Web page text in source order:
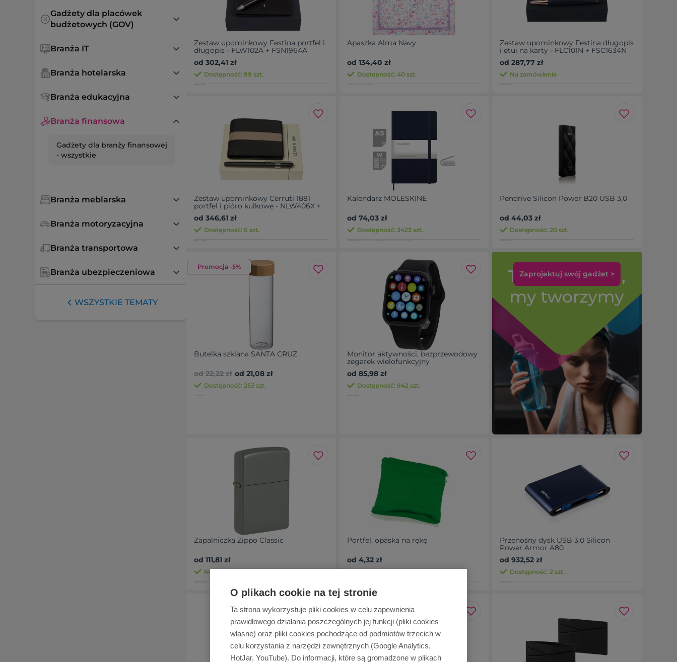
O plikach cookie na tej stronie
Ta strona wykorzystuje pliki cookies w celu zapewnienia
prawidłowego działania poszczególnych jej funkcji (pliki cookies
własne) oraz pliki cookies pochodzące od podmiotów trzecich w
celu korzystania z narzędzi zewnętrznych (Google Analytics,
HotJar, YouTube). Do informacji, które są gromadzone w plikach
Gadżety dla placówek
budżetowych (GOV)
Branża IT
Branża hotelarska
Branża edukacyjna
Branża finansowa
Gadżety dla branży finansowej
- wszystkie
Branża meblarska
Branża motoryzacyjna
Branża transportowa
Branża ubezpieczeniowa
WSZYSTKIE TEMATY
Zestaw upominkowy Festina portfel i
długopis - FLW102A + FSN1964A
od 302,41 zł
Dostępność: 99 szt.
Apaszka Alma Navy
od 134,40 zł
Dostępność: 40 szt.
Zestaw upominkowy Festina długopis
i etui na karty - FLC101N + FSC1634N
od 287,77 zł
Na zamówienie
Zestaw upominkowy Cerruti 1881
portfel i pióro kulkowe - NLW406X +
NSC3285A
od 346,61 zł
Dostępność: 6 szt.
Kalendarz MOLESKINE
od 74,03 zł
Dostępność: 3423 szt.
Pendrive Silicon Power B20 USB 3,0
od 44,03 zł
Dostępność: 20 szt.
Promocja -5%
Butelka szklana SANTA CRUZ
od 22,22 zł od 21,08 zł
Dostępność: 253 szt.
Monitor aktywności, bezprzewodowy
zegarek wielofunkcyjny
od 85,98 zł
Dostępność: 942 szt.
Zaprojektuj swój gadżet >
Zapalniczka Zippo Classic
od 111,81 zł
Nieograniczona ilość
Portfel, opaska na rękę
od 4,32 zł
Dostępność: 71 szt.
Przenośny dysk USB 3,0 Silicon
Power Armor A80
od 932,52 zł
Dostępność: 2 szt.